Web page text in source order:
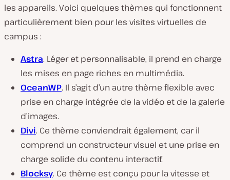
les appareils. Voici quelques thèmes qui fonctionnent
particulièrement bien pour les visites virtuelles de
campus :
Astra. Léger et personnalisable, il prend en charge
les mises en page riches en multimédia.
OceanWP. Il s’agit d’un autre thème flexible avec
prise en charge intégrée de la vidéo et de la galerie
d’images.
Divi. Ce thème conviendrait également, car il
comprend un constructeur visuel et une prise en
charge solide du contenu interactif.
Blocksy. Ce thème est conçu pour la vitesse et